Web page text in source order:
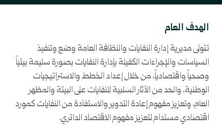
الهدف العام
تتولى مديرية إدارة النفايات والنظافة العامة وضع وتنفيذ
السياسات والإجراءات الكفيلة بإدارة النفايات بصورة سليمة بيئياً
وصحياً واقتصادياً، من خلال إعداد الخطط والاستراتيجيات
الوطنية، والحد من الآثار السلبية للنفايات على البيئة والمظهر
العام، وتعزيز مفهوم إعادة التدوير والاستفادة من النفايات كمورد
اقتصادي مستدام لتعزيز مفهوم الاقتصاد الدائري.